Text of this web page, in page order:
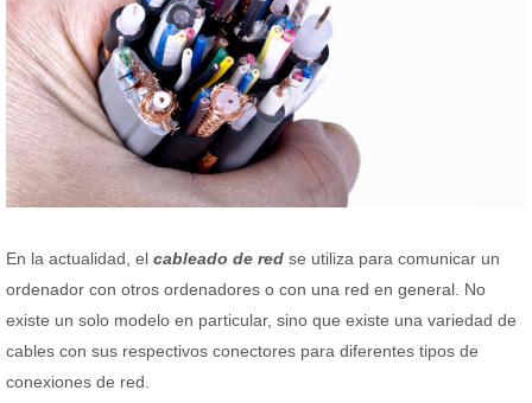
En la actualidad, el cableado de red se utiliza para comunicar un
ordenador con otros ordenadores o con una red en general. No
existe un solo modelo en particular, sino que existe una variedad de
cables con sus respectivos conectores para diferentes tipos de
conexiones de red.